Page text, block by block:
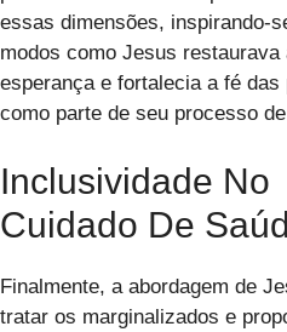
essas dimensões, inspirando-
modos como Jesus restaurava
esperança e fortalecia a fé das
como parte de seu processo
Inclusividade No
Cuidado De
Finalmente, a abordagem de
tratar os marginalizados e